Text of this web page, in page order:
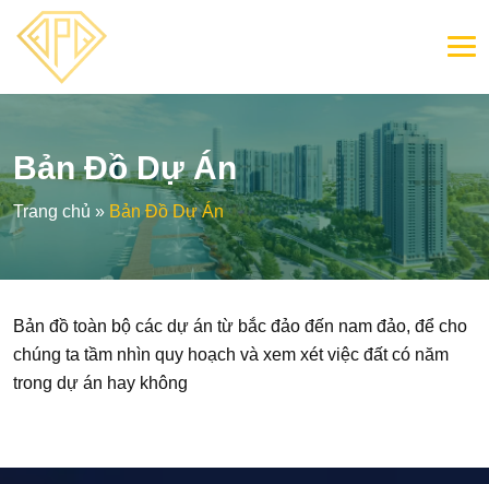
Bản Đồ Dự Án
Trang chủ » Bản Đồ Dự Án
Bản đồ toàn bộ các dự án từ bắc đảo đến nam đảo, để cho
chúng ta tầm nhìn quy hoạch và xem xét việc đất có năm
trong dự án hay không